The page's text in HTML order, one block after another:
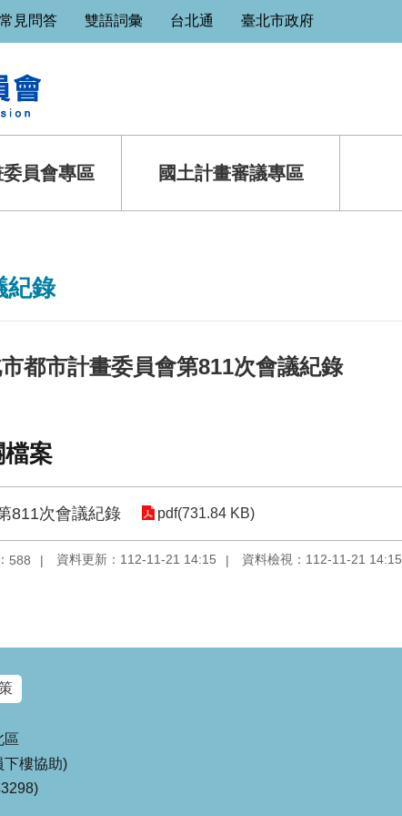
常見問答 雙語詞彙 台北通 臺北市政府
員會專區 國土計畫審議專區
紀錄
都市計畫委員會第811次會議紀錄
檔案
811次會議紀錄 pdf(731.84 KB)
588 資料更新：112-11-21 14:15 資料檢視：112-11-21 14:15
區
下樓協助)